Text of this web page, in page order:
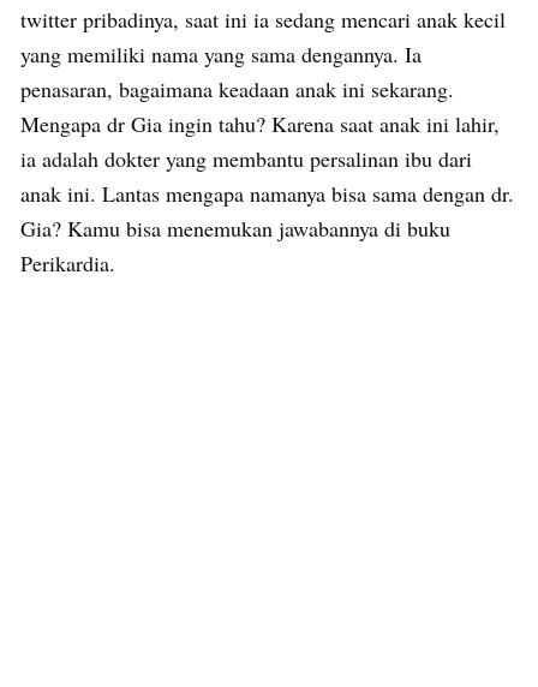
twitter pribadinya, saat ini ia sedang mencari anak kecil
yang memiliki nama yang sama dengannya. Ia
penasaran, bagaimana keadaan anak ini sekarang.
Mengapa dr Gia ingin tahu? Karena saat anak ini lahir,
ia adalah dokter yang membantu persalinan ibu dari
anak ini. Lantas mengapa namanya bisa sama dengan dr.
Gia? Kamu bisa menemukan jawabannya di buku
Perikardia.